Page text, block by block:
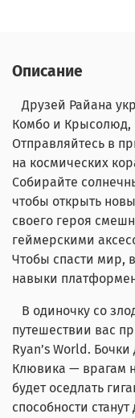
Описание
Друзей Райана
Комбо и Крысолюд,
Отправляйтесь в
на космических
Собирайте
чтобы открыть
своего героя
геймерскими
Чтобы спасти мир,
навыки
В одиночку со
путешествии вас
Ryan’s World.
Клювика — врагам
будет оседлать
способности